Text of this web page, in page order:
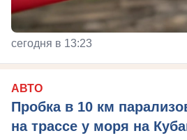
сегодня в 13:23
АВТО
Пробка в 10 км
на трассе у моря на